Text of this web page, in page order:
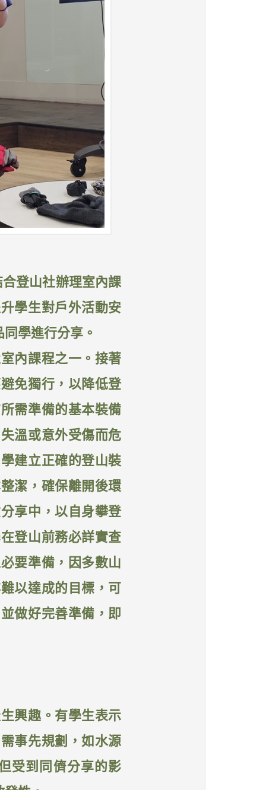
登山社辦理室內課
學生對戶外活動安
學進行分享。
內課程之一。接著
免獨行，以降低登
需準備的基本裝備
溫或意外受傷而危
建立正確的登山裝
潔，確保離開後環
享中，以自身攀登
登山前務必詳實查
要準備，因多數山
以達成的目標，可
做好完善準備，即
興趣。有學生表示
事先規劃，如水源
受到同儕分享的影